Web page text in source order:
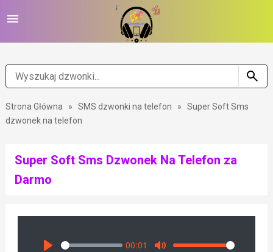
Strona Główna » SMS dzwonki na telefon »
Super Soft Sms
dzwonek na telefon
Super Soft Sms Dzwonek Na Telefon za
Darmo
Seek
00:01
Volume